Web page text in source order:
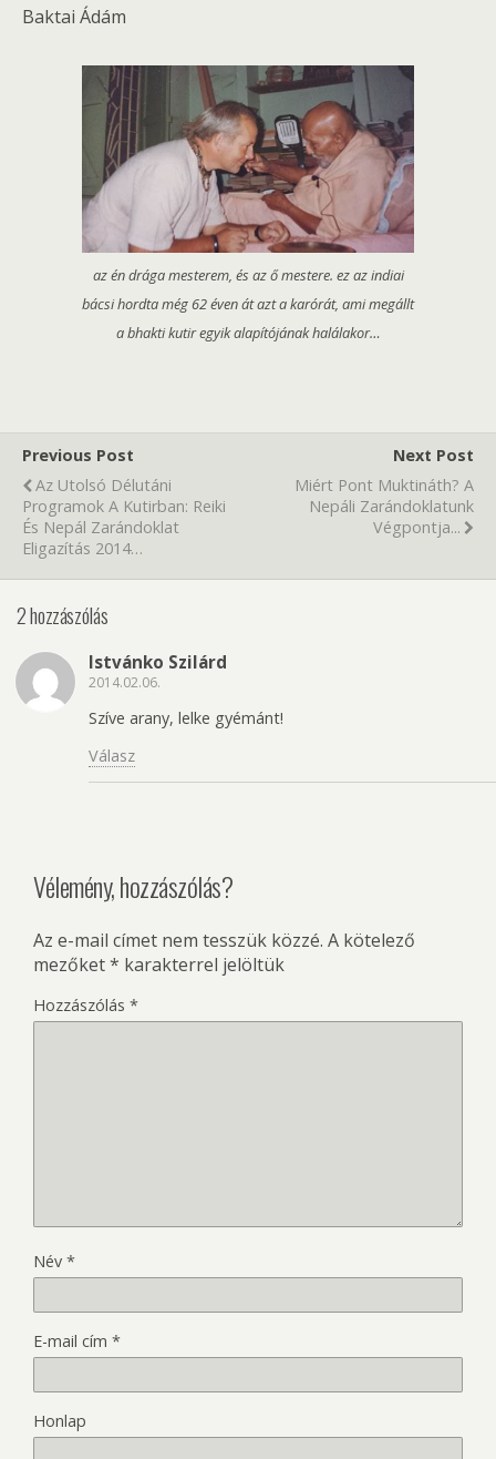
Baktai Ádám
az én drága mesterem, és az ő mestere. ez az indiai
bácsi hordta még 62 éven át azt a karórát, ami megállt
a bhakti kutir egyik alapítójának halálakor…
Previous Post
Az Utolsó Délutáni
Programok A Kutirban: Reiki
És Nepál Zarándoklat
Eligazítás 2014…
Next Post
Miért Pont Muktináth? A
Nepáli Zarándoklatunk
Végpontja...
2 hozzászólás
Istvánko Szilárd
2014.02.06.
Szíve arany, lelke gyémánt!
Válasz
Vélemény, hozzászólás?
Az e-mail címet nem tesszük közzé. A kötelező
mezőket* karakterrel jelöltük
Hozzászólás *
Név *
E-mail cím *
Honlap